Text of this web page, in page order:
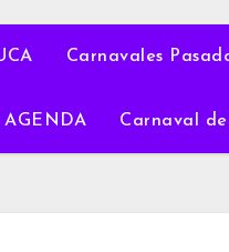
Carnavales
AGENDA Carnaval